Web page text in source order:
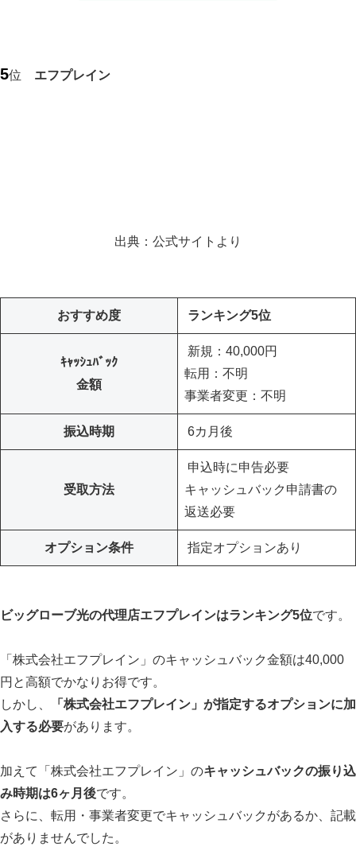
5位 エフプレイン
出典：公式サイトより
おすすめ度 ランキング5位
ｷｬｯｼｭﾊﾞｯｸ
金額
新規：40,000円
転用：不明
事業者変更：不明
振込時期 6カ月後
受取方法
申込時に申告必要
キャッシュバック申請書の
返送必要
オプション条件 指定オプションあり
ビッグローブ光の代理店エフプレインはランキング5位です。
「株式会社エフプレイン」のキャッシュバック金額は40,000
円と高額でかなりお得です。
しかし、
「株式会社エフプレイン」が指定するオプションに加
入する必要があります。
加えて「株式会社エフプレイン」のキャッシュバックの振り込
み時期は6ヶ月後です。
さらに、転用・事業者変更でキャッシュバックがあるか、記載
がありませんでした。